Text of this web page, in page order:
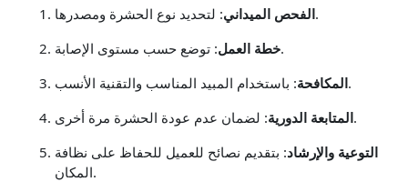
الفحص الميداني: لتحديد نوع الحشرة ومصدرها.
خطة العمل: توضع حسب مستوى الإصابة.
المكافحة: باستخدام المبيد المناسب والتقنية الأنسب.
المتابعة الدورية: لضمان عدم عودة الحشرة مرة أخرى.
التوعية والإرشاد: بتقديم نصائح للعميل للحفاظ على نظافة
المكان.